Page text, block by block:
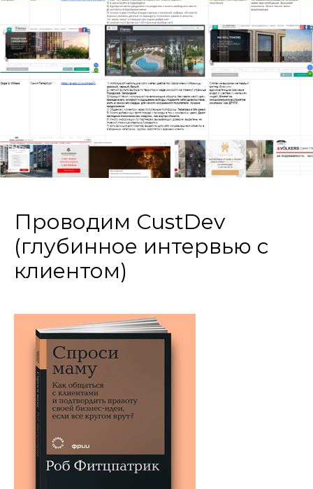
Проводим CustDev
(глубинное интервью с
клиентом)